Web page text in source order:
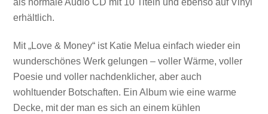
als normale Audio CD mit 10 Titeln und ebenso auf Vinyl
erhältlich.
Mit „Love & Money“ ist Katie Melua einfach wieder ein
wunderschönes Werk gelungen – voller Wärme, voller
Poesie und voller nachdenklicher, aber auch
wohltuender Botschaften. Ein Album wie eine warme
Decke, mit der man es sich an einem kühlen